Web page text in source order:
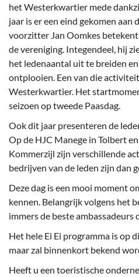
het Westerkwartier mede
jaar is er een eind gekomen aan
voorzitter Jan Oomkes
de vereniging. Integendeel, hij
het ledenaantal uit te breiden
ontplooien. Een van die
Westerkwartier. Het
seizoen op tweede Paasdag.
Ook dit jaar presenteren de
Op de HJC Manege in Tolbert
Kommerzijl zijn verschillende
bedrijven van de leden zijn dan
Deze dag is een mooi moment
kennen. Belangrijk volgens het
immers de beste ambassadeurs
Het hele Ei Ei programma is op
maar zal binnenkort bekend
Heeft u een toeristische